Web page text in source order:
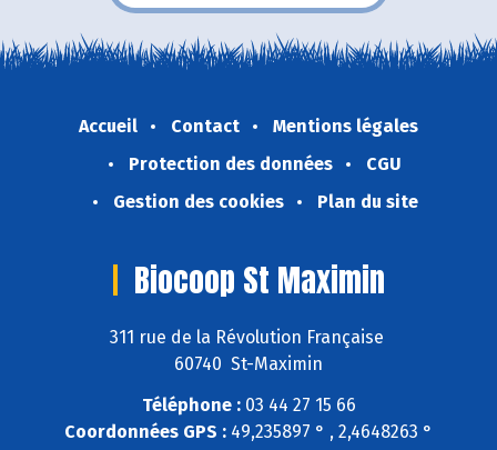
Accueil Contact
Mentions légales
Protection des données
CGU
Gestion des cookies
Plan du site
Biocoop St Maximin
311 rue de la Révolution Française
60740 St-Maximin
Téléphone :03 44 27 15 66
Coordonnées GPS : 49,235897 ° , 2,4648263 °